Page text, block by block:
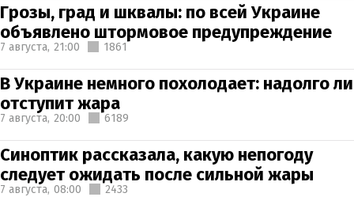
Грозы, град и шквалы: по всей Украине
объявлено штормовое предупреждение
7 августа, 21:00 1861
В Украине немного похолодает: надолго ли
отступит жара
7 августа, 20:00 6189
Синоптик рассказала, какую непогоду
следует ожидать после сильной жары
7 августа, 08:00 2433